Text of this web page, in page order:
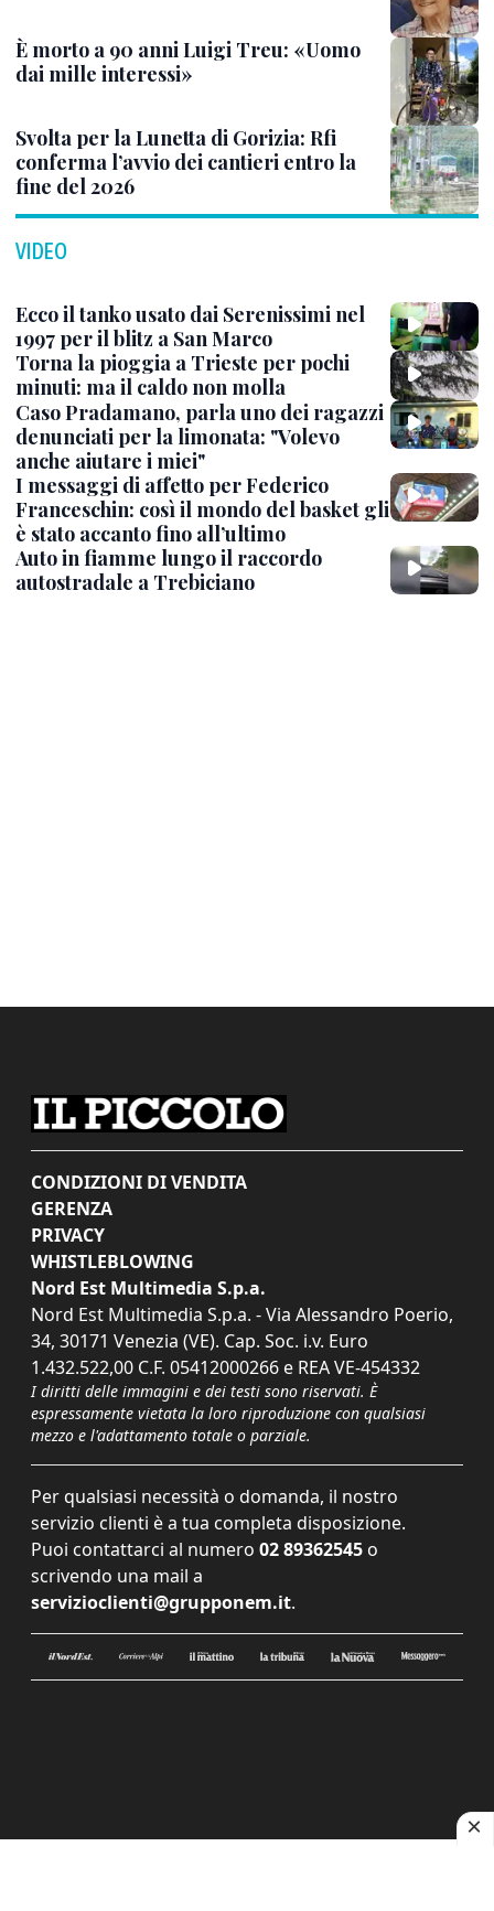
È morto a 90 anni Luigi Treu: «Uomo
dai mille interessi»
Svolta per la Lunetta di Gorizia: Rfi
conferma l’avvio dei cantieri entro la
fine del 2026
VIDEO
Ecco il tanko usato dai Serenissimi nel
1997 per il blitz a San Marco
Torna la pioggia a Trieste per pochi
minuti: ma il caldo non molla
Caso Pradamano, parla uno dei ragazzi
denunciati per la limonata: "Volevo
anche aiutare i miei"
I messaggi di affetto per Federico
Franceschin: così il mondo del basket gli
è stato accanto fino all’ultimo
Auto in fiamme lungo il raccordo
autostradale a Trebiciano
CONDIZIONI DI VENDITA
GERENZA
PRIVACY
WHISTLEBLOWING
Nord Est Multimedia S.p.a.
Nord Est Multimedia S.p.a. - Via Alessandro Poerio,
34, 30171 Venezia (VE). Cap. Soc. i.v. Euro
1.432.522,00 C.F. 05412000266 e REA VE-454332
I diritti delle immagini e dei testi sono riservati. È
espressamente vietata la loro riproduzione con qualsiasi
mezzo e l'adattamento totale o parziale.
Per qualsiasi necessità o domanda, il nostro
servizio clienti è a tua completa disposizione.
Puoi contattarci al numero 02 89362545 o
scrivendo una mail a
servizioclienti@grupponem.it.